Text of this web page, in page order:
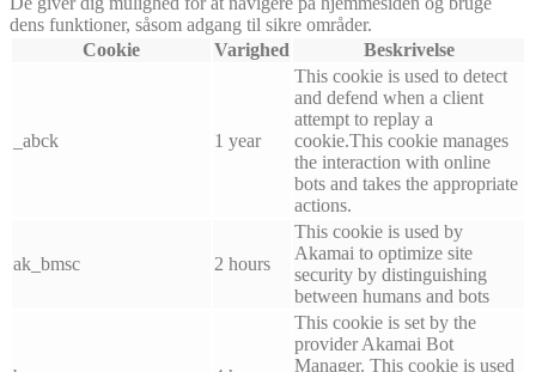
dens funktioner, såsom adgang til sikre områder.
Cookie
Varighed Beskrivelse
_abck 1 year
This cookie is used to detect
and defend when a client
attempt to replay a
cookie.This cookie manages
the interaction with online
bots and takes the appropriate
actions.
ak_bmsc 2 hours
This cookie is used by
Akamai to optimize site
security by distinguishing
between humans and bots
This cookie is set by the
provider Akamai Bot
Manager. This cookie is used